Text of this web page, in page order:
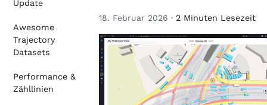
Update
Awesome
Trajectory
Datasets
Performance &
Zähllinien
18. Februar 2026 · 2 Minuten Lesezeit